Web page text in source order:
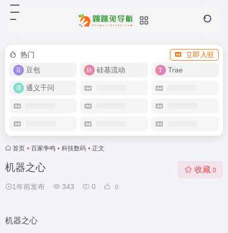
热门
立即入驻
豆包
硅基流动 Trae
通义千问
首页 • 百家争鸣 • 科技数码 • 正文
机器之心
1年前发布 343 0 0
收藏 0
机器之心